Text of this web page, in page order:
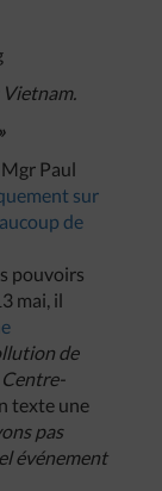
Paul
sur
de
pouvoirs
mai, il
de
Centre-
texte une
pas
événement